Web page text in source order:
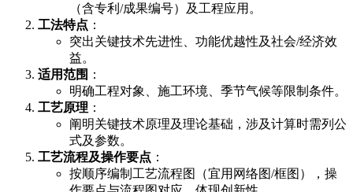
（含专利/成果编号）及工程应用。
​工法特点​ ​：
突出关键技术先进性、功能优越性及社会/经济效
益。
​适用范围​ ​：
明确工程对象、施工环境、季节气候等限制条件。
​工艺原理​ ​：
阐明关键技术原理及理论基础，涉及计算时需列公
式及参数。
​工艺流程及操作要点​ ​：
按顺序编制工艺流程图（宜用网络图/框图），操